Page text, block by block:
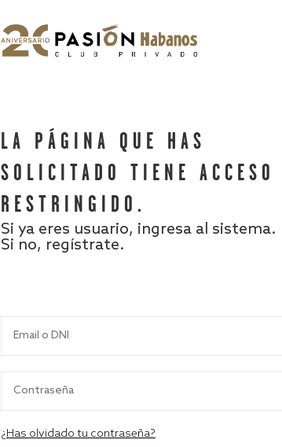
LA PÁGINA QUE HAS
SOLICITADO TIENE ACCESO
RESTRINGIDO.
Si ya eres usuario, ingresa al sistema.
Si no, regístrate.
¿Has olvidado tu contraseña?